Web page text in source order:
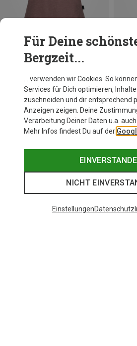
Du sparst 16%
Für Deine
Bergzeit...
… verwenden wir Cookies. So
Services für Dich optimieren,
zuschneiden und dir entsprechend
Anzeigen zeigen. Deine
Verarbeitung Deiner Daten u.a. auch
Mehr Infos findest Du auf der
NICHT
EinstellungenDatenschutz